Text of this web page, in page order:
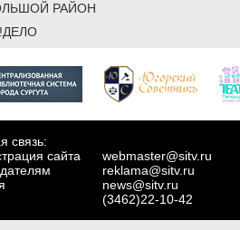
РАЙОН
связь:
сайта
webmaster@sitv.ru
reklama@sitv.ru
news@sitv.ru
(3462)22-10-42